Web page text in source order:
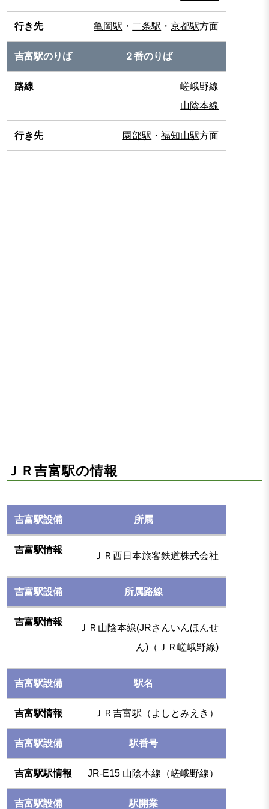
亀岡駅 ・ 二条駅 ・京都駅方面
２番のりば
嵯峨野線
山陰本線
園部駅 ・福知山駅方面
ＪＲ吉富駅の情報
所属
ＪＲ西日本旅客鉄道株式会社
所属路線
ＪＲ山陰本線(JRさんいんほんせ
ん)（ＪＲ嵯峨野線)
駅名
ＪＲ吉富駅（よしとみえき）
駅番号
JR-E15 山陰本線（嵯峨野線）
駅開業